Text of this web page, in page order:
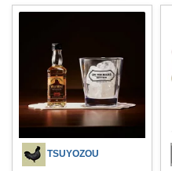
TSUYOZOU